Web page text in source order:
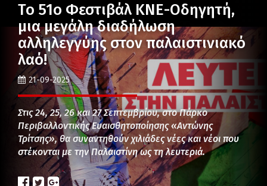
Το 51ο Φεστιβάλ ΚΝΕ-Οδηγητή,
μια μεγάλη διαδήλωση
αλληλεγγύης στον παλαιστινιακό
λαό!
21-09-2025
Στις 24, 25, 26 και 27 Σεπτεμβρίου, στο Πάρκο
Περιβαλλοντικής Ευαισθητοποίησης «Αντώνης
Τρίτσης», θα συναντηθούν χιλιάδες νέες και νέοι που
στέκονται με την Παλαιστίνη ως τη λευτεριά.